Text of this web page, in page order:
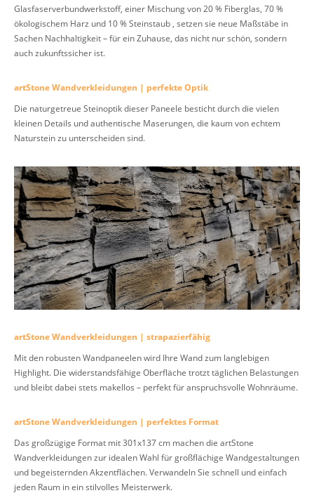
Glasfaserverbundwerkstoff, einer Mischung von 20 % Fiberglas, 70 %
ökologischem Harz und 10 % Steinstaub , setzen sie neue Maßstäbe in
Sachen Nachhaltigkeit – für ein Zuhause, das nicht nur schön, sondern
auch zukunftssicher ist.
artStone Wandverkleidungen | perfekte Optik
Die naturgetreue Steinoptik dieser Paneele besticht durch die vielen
kleinen Details und authentische Maserungen, die kaum von echtem
Naturstein zu unterscheiden sind.
artStone Wandverkleidungen | strapazierfähig
Mit den robusten Wandpaneelen wird Ihre Wand zum langlebigen
Highlight. Die widerstandsfähige Oberfläche trotzt täglichen Belastungen
und bleibt dabei stets makellos – perfekt für anspruchsvolle Wohnräume.
artStone Wandverkleidungen | perfektes Format
Das großzügige Format mit 301x137 cm machen die artStone
Wandverkleidungen zur idealen Wahl für großflächige Wandgestaltungen
und begeisternden Akzentflächen. Verwandeln Sie schnell und einfach
jeden Raum in ein stilvolles Meisterwerk.